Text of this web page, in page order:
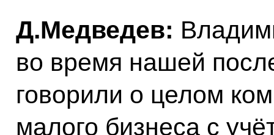
Д.Медведев:
во время нашей
говорили о целом
малого бизнеса с